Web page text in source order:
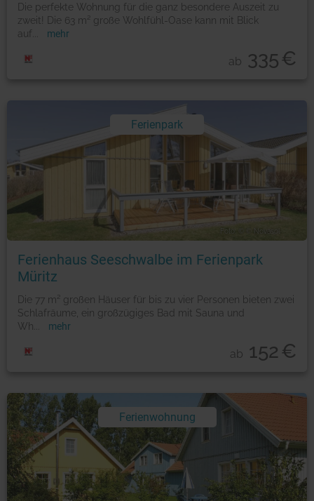
Die perfekte Wohnung für die ganz besondere Auszeit zu
zweit! Die 63 m² große Wohlfühl-Oase kann mit Blick
auf
mehr
ab 335€
Ferienpark
Foto: © © Novasol
Ferienhaus Seeschwalbe im Ferienpark
Müritz
Die 77 m² großen Häuser für bis zu vier Personen bieten zwei
Schlafräume, ein großzügiges Bad mit Sauna und
Wh
mehr
ab 152 €
Ferienwohnung